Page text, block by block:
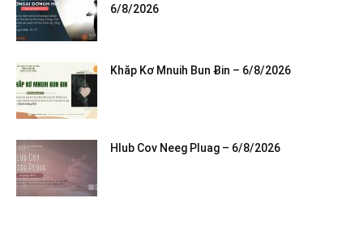
6/8/2026
Khăp Kơ Mnuih Bun Ƀin – 6/8/2026
Hlub Cov Neeg Pluag – 6/8/2026